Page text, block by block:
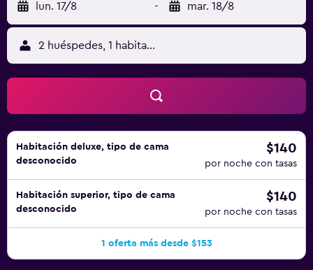
lun. 17/8 - mar. 18/8
2 huéspedes, 1 habitación
Habitación deluxe, tipo de cama
desconocido
$140
por noche con tasas
Habitación superior, tipo de cama
desconocido
$140
por noche con tasas
1 oferta más desde $153